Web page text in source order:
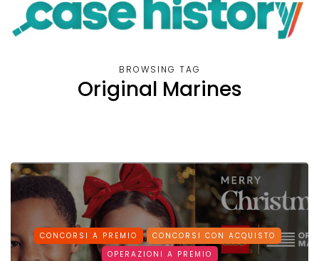
BROWSING TAG
Original Marines
CONCORSI A PREMIO
CONCORSI CON ACQUISTO
OPERAZIONI A PREMIO